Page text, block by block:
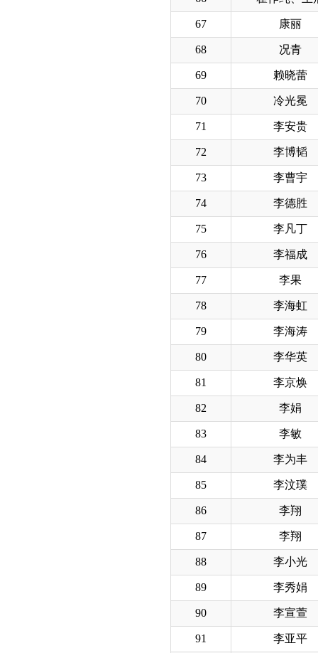
67 康丽
68 况青
69 赖晓蕾
70 冷光冕
71 李安贵
72 李博韬
73 李曹宇
74 李德胜
75 李凡丁
76 李福成
77 李果
78 李海虹
79 李海涛
80 李华英
81 李京焕
82 李娟
83 李敏
84 李为丰
85 李汶璞
86 李翔
87 李翔
88 李小光
89 李秀娟
90 李宣萱
91 李亚平